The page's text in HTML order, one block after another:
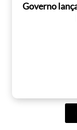
Governo